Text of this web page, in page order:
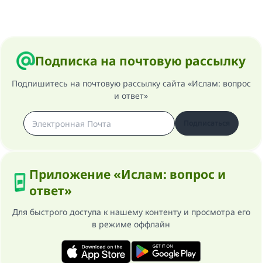
Подписка на почтовую рассылку
Подпишитесь на почтовую рассылку сайта «Ислам: вопрос
и ответ»
Приложение «Ислам: вопрос и
ответ»
Для быстрого доступа к нашему контенту и просмотра его
в режиме оффлайн